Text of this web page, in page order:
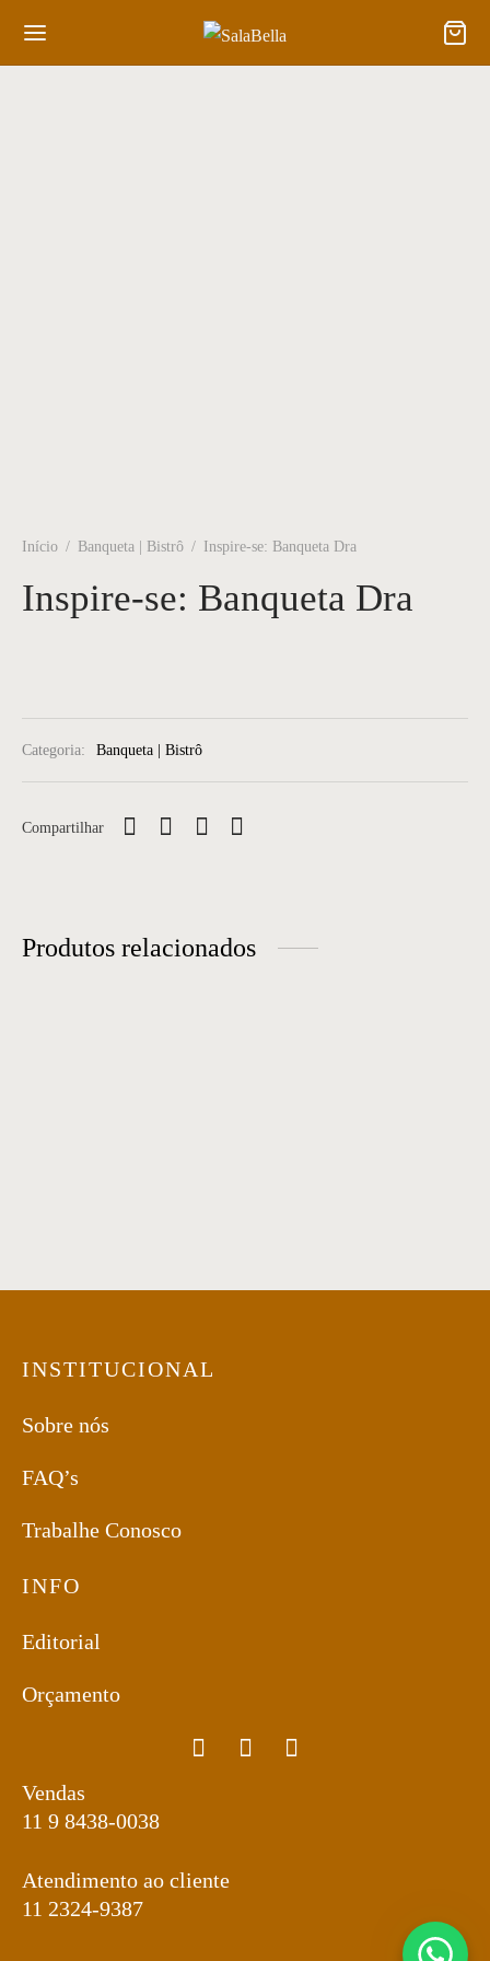
Início / Banqueta | Bistrô / Inspire-se: Banqueta Dra
Inspire-se: Banqueta Dra
Categoria: Banqueta | Bistrô
Compartilhar
Produtos relacionados
INSTITUCIONAL
Sobre nós
FAQ’s
Trabalhe Conosco
INFO
Editorial
Orçamento
Vendas
11 9 8438-0038
Atendimento ao cliente
11 2324-9387